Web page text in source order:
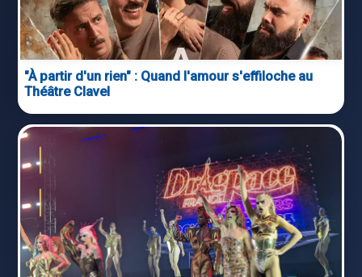
"À partir d'un rien" : Quand l'amour s'effiloche au
Théâtre Clavel